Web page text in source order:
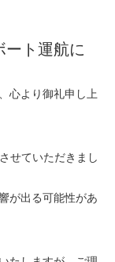
ート運航に
心より御礼申し上
させていただきまし
が出る可能性があ